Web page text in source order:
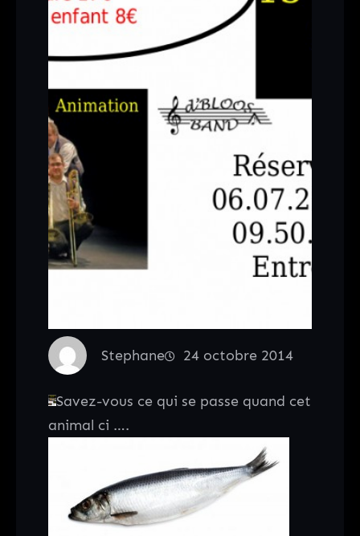
Stephane 24 octobre 2014
Savez-vous ce qui se passe quand cet
animal ci ….